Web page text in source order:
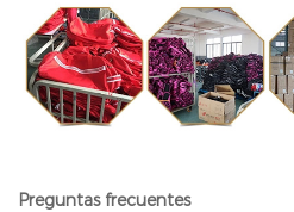
Preguntas frecuentes